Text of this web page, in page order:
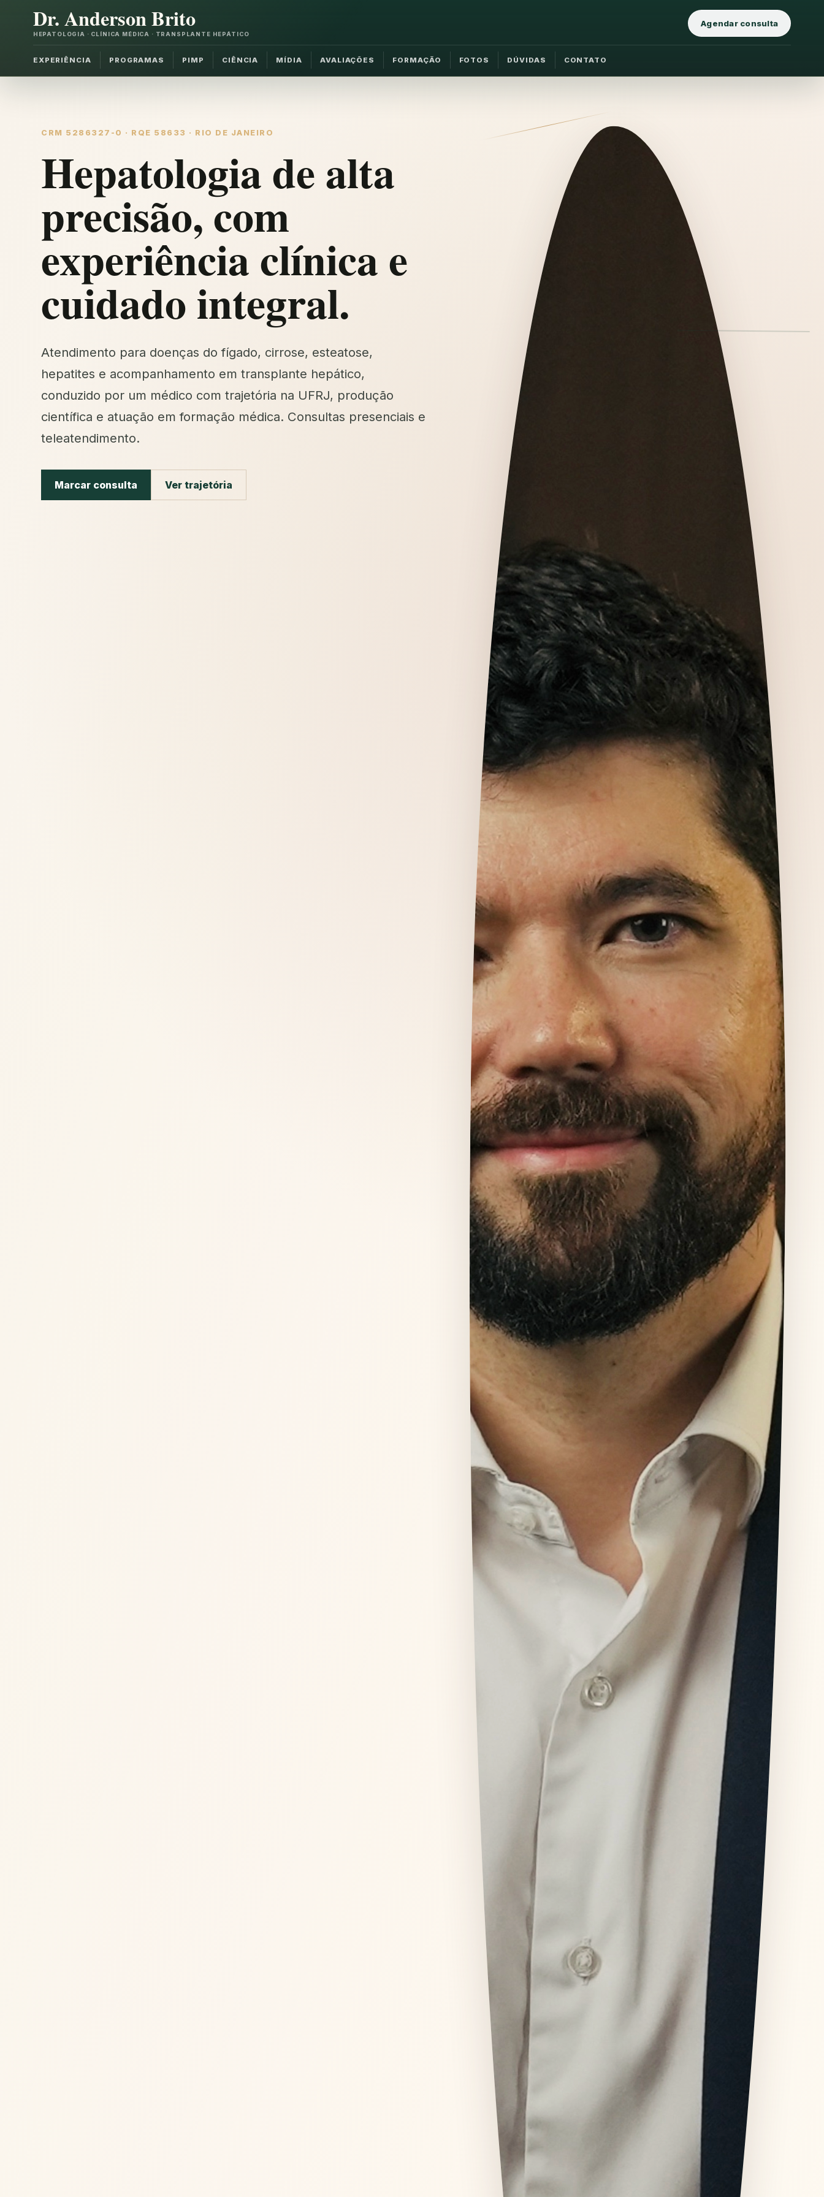
Dr. Anderson Brito
HEPATOLOGIA · CLÍNICA MÉDICA · TRANSPLANTE HEPÁTICO
EXPERIÊNCIA PROGRAMAS PIMP CIÊNCIA MÍDIA AVALIAÇÕES FORMAÇÃO FOTOS DÚVIDAS CONTATO
Agendar consulta
CRM 5286327-0 · RQE 58633 · RIO DE JANEIRO
Hepatologia de alta
precisão, com
experiência clínica e
cuidado integral.
Atendimento para doenças do fígado, cirrose, esteatose,
hepatites e acompanhamento em transplante hepático,
conduzido por um médico com trajetória na UFRJ, produção
científica e atuação em formação médica. Consultas presenciais e
teleatendimento.
Marcar consulta Ver trajetória